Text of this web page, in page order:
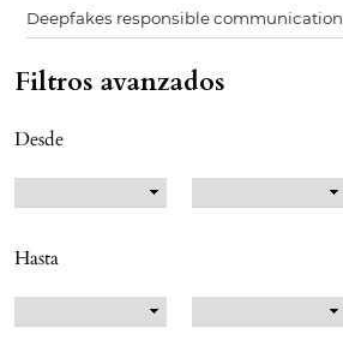
Filtros avanzados
Desde
Hasta